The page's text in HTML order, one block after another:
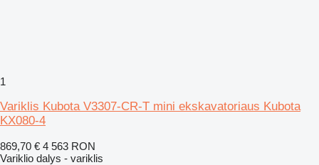
1
Variklis Kubota V3307-CR-T mini ekskavatoriaus Kubota
KX080-4
869,70 € 4 563 RON
Variklio dalys - variklis